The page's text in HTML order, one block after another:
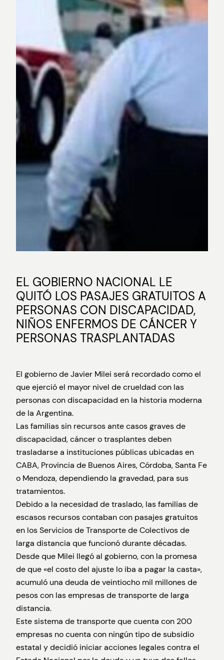
EL GOBIERNO NACIONAL LE
QUITÓ LOS PASAJES GRATUITOS A
PERSONAS CON DISCAPACIDAD,
NIÑOS ENFERMOS DE CÁNCER Y
PERSONAS TRASPLANTADAS
El gobierno de Javier Milei será recordado como el
que ejerció el mayor nivel de crueldad con las
personas con discapacidad en la historia moderna
de la Argentina.
Las familias sin recursos ante casos graves de
discapacidad, cáncer o trasplantes deben
trasladarse a instituciones públicas ubicadas en
CABA, Provincia de Buenos Aires, Córdoba, Santa Fe
o Mendoza, dependiendo la gravedad, para sus
tratamientos.
Debido a la necesidad de traslado, las familias de
escasos recursos contaban con pasajes gratuitos
en los Servicios de Transporte de Colectivos de
larga distancia que funcionó durante décadas.
Desde que Milei llegó al gobierno, con la promesa
de que «el costo del ajuste lo iba a pagar la casta»,
acumuló una deuda de veintiocho mil millones de
pesos con las empresas de transporte de larga
distancia.
Este sistema de transporte que cuenta con 200
empresas no cuenta con ningún tipo de subsidio
estatal y decidió iniciar acciones legales contra el